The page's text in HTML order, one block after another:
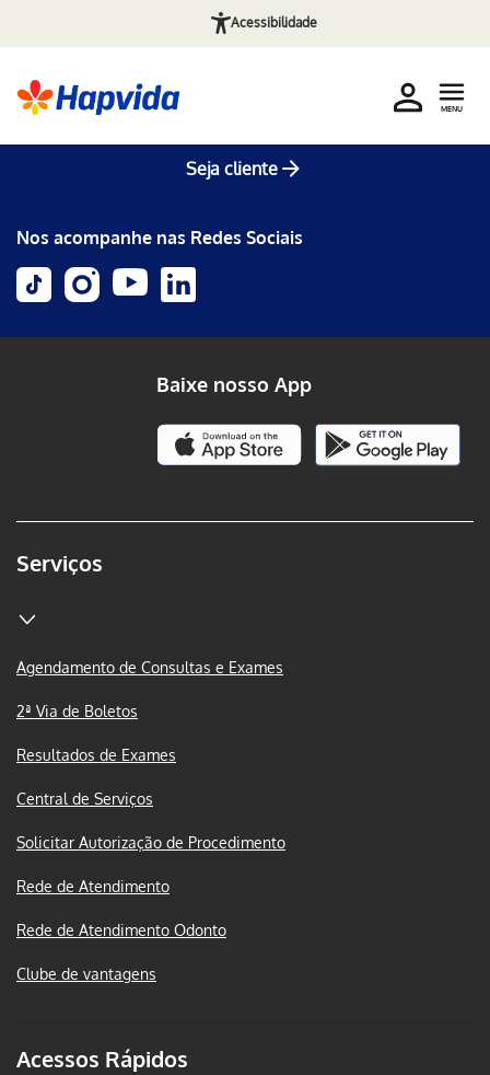
Acessibilidade
Seja cliente
MENU
Nos acompanhe nas Redes Sociais
Serviços
Agendamento de Consultas e Exames
2ª Via de Boletos
Resultados de Exames
Central de Serviços
Solicitar Autorização de Procedimento
Rede de Atendimento
Rede de Atendimento Odonto
Clube de vantagens
Acessos Rápidos
Baixe nosso App